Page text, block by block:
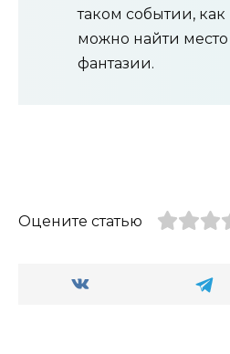
таком событии,
можно найти место
фантазии.
Оцените статью